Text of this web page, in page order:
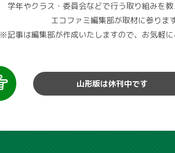
学年やクラス・委員会などで行う取り組みを教
エコファミ編集部が取材に参りま
※記事は編集部が作成いたしますので、お気軽に
山形版は休刊中です